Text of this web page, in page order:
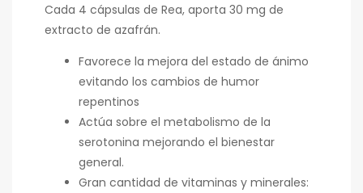
Cada 4 cápsulas de Rea, aporta 30 mg de
extracto de azafrán.
Favorece la mejora del estado de ánimo
evitando los cambios de humor
repentinos
Actúa sobre el metabolismo de la
serotonina mejorando el bienestar
general.
Gran cantidad de vitaminas y minerales: